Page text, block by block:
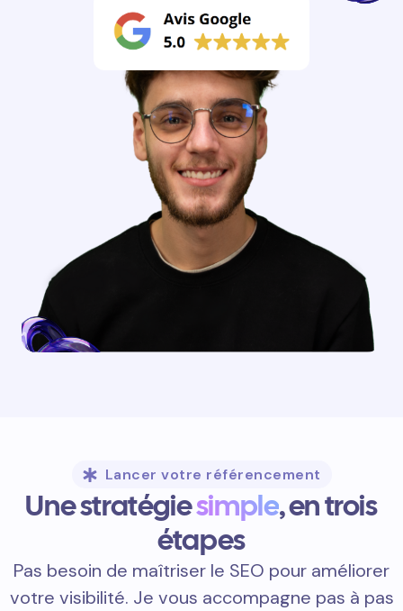
Lancer votre référencement
Une stratégiesimple, en trois
étapes
Pas besoin de maîtriser le SEO pour améliorer
votre visibilité. Je vous accompagne pas à pas